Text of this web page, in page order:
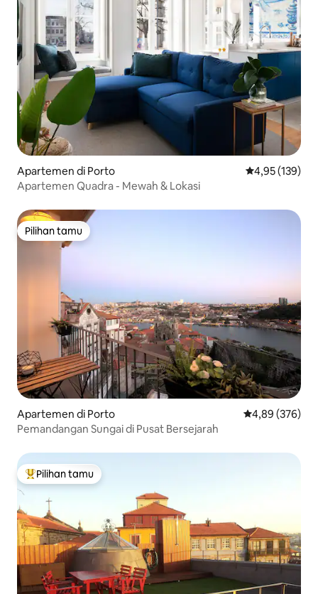
Apartemen di Porto Nilai rata-rata
4,95 (139)
Apartemen Quadra - Mewah & Lokasi
Pilihan tamu
Pilihan tamu
Apartemen di Porto Nilai rata-rata
4,89 (376)
Pemandangan Sungai di Pusat Bersejarah
Pilihan tamu terpopuler
Pilihan tamu